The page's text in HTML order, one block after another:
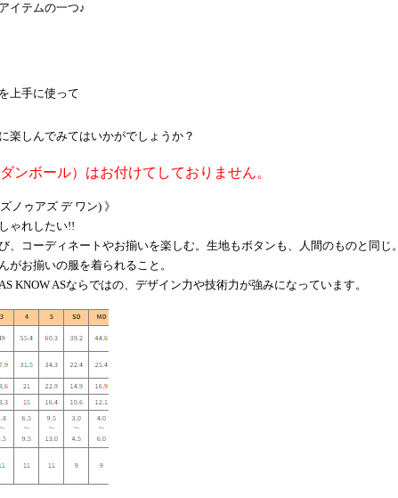
イテムの一つ♪
上手に使って
楽しんでみてはいかがでしょうか？
ンボール）はお付けてしておりません。
ノゥアズ デ ワン) 》
ゃれしたい!!
、コーディネートやお揃いを楽しむ。生地もボタンも、人間のものと同じ。
がお揃いの服を着られること。
KNOW ASならではの、デザイン力や技術力が強みになっています。